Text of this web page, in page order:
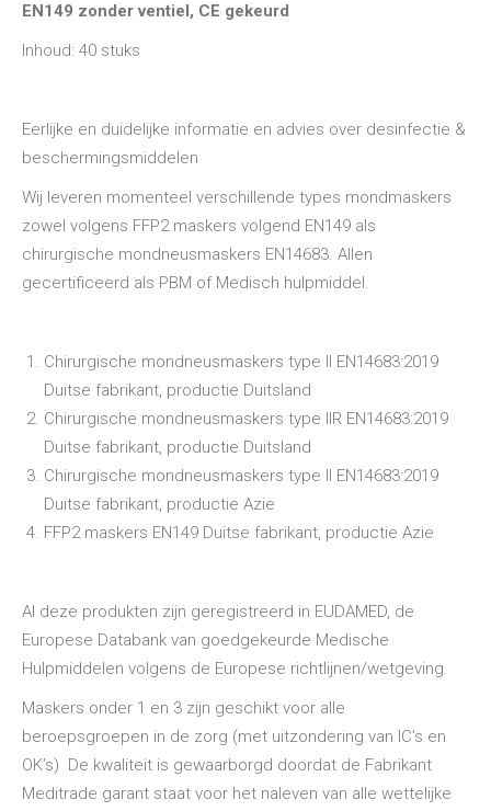
aantal
EN149 zonder ventiel, CE gekeurd
Inhoud: 40 stuks
Eerlijke en duidelijke informatie en advies over desinfectie &
beschermingsmiddelen
Wij leveren momenteel verschillende types mondmaskers
zowel volgens FFP2 maskers volgend EN149 als
chirurgische mondneusmaskers EN14683. Allen
gecertificeerd als PBM of Medisch hulpmiddel.
Chirurgische mondneusmaskers type II EN14683:2019
Duitse fabrikant, productie Duitsland
Chirurgische mondneusmaskers type IIR EN14683:2019
Duitse fabrikant, productie Duitsland
Chirurgische mondneusmaskers type II EN14683:2019
Duitse fabrikant, productie Azie
FFP2 maskers EN149 Duitse fabrikant, productie Azie
Al deze produkten zijn geregistreerd in EUDAMED, de
Europese Databank van goedgekeurde Medische
Hulpmiddelen volgens de Europese richtlijnen/wetgeving.
Maskers onder 1 en 3 zijn geschikt voor alle
beroepsgroepen in de zorg (met uitzondering van IC’s en
OK’s) De kwaliteit is gewaarborgd doordat de Fabrikant
Meditrade garant staat voor het naleven van alle wettelijke